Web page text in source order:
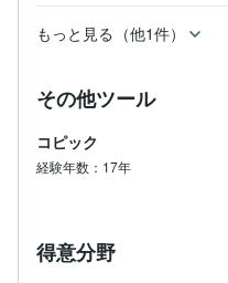
もっと見る（他1件）
その他ツール
コピック
経験年数：17年
得意分野